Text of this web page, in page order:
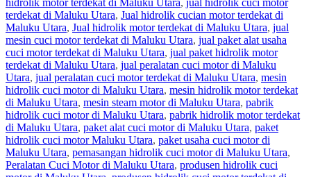
hidrolik motor terdekat di Maluku Utara, jual hidrolik cuci motor
terdekat di Maluku Utara, Jual hidrolik cucian motor terdekat di
Maluku Utara, Jual hidrolik motor terdekat di Maluku Utara, jual
mesin cuci motor terdekat di Maluku Utara, jual paket alat usaha
cuci motor terdekat di Maluku Utara, jual paket hidrolik motor
terdekat di Maluku Utara, jual peralatan cuci motor di Maluku
Utara, jual peralatan cuci motor terdekat di Maluku Utara, mesin
hidrolik cuci motor di Maluku Utara, mesin hidrolik motor terdekat
di Maluku Utara, mesin steam motor di Maluku Utara, pabrik
hidrolik cuci motor di Maluku Utara, pabrik hidrolik motor terdekat
di Maluku Utara, paket alat cuci motor di Maluku Utara, paket
hidrolik cuci motor Maluku Utara, paket usaha cuci motor di
Maluku Utara, pemasangan hidrolik cuci motor di Maluku Utara,
Peralatan Cuci Motor di Maluku Utara, produsen hidrolik cuci